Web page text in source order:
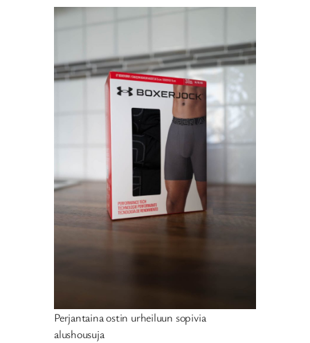
Perjantaina ostin urheiluun sopivia
alushousuja